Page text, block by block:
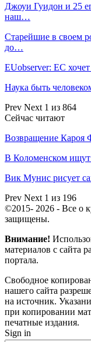
Джоуи Гуидон и 25
наш…
Старейшие в своем
до…
EUobserver: ЕС
Наука быть
Prev Next 1 из 864
Сейчас читают
Возвращение Кароя
В Коломенском ищут
Вик Мунис рисует
Prev Next 1 из 196
©2015- 2026 - Все о
защищены.
Внимание!
материалов с сайта
портала.
Свободное
нашего сайта
на источник.
при копировании
печатные издания.
Sign in